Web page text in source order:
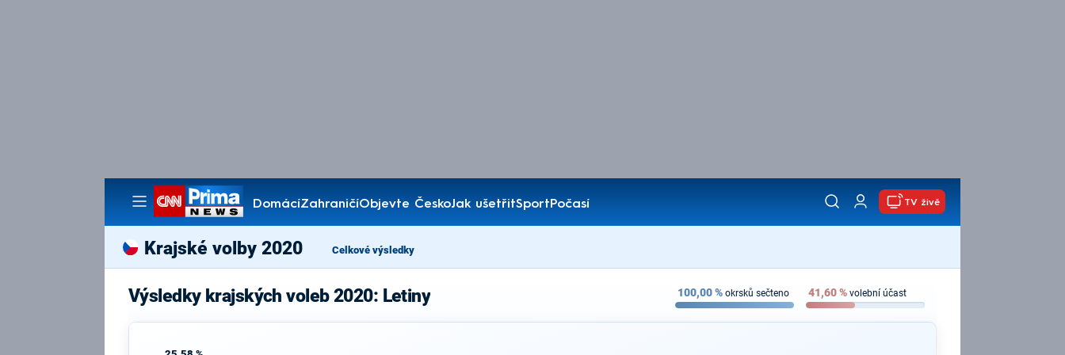
DomácíZahraničíObjevte ČeskoJak ušetřitSportPočasí
Pořady
TV živě
Krajské volby 2020 Celkové výsledky
Výsledky krajských voleb 2020: Letiny 100,00% okrsků sečteno 41,60% volební účast